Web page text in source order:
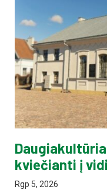
kviečianti į
Rgp 5, 2026